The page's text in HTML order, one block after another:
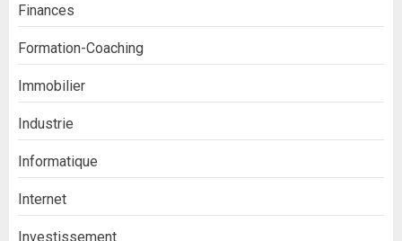
Finances
Formation-Coaching
Immobilier
Industrie
Informatique
Internet
Investissement